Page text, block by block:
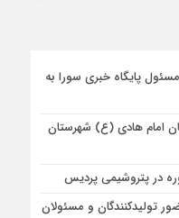
پایگاه خبری سورا به
امام هادی (ع) شهرستان
تولیدکنندگان و مسئولان